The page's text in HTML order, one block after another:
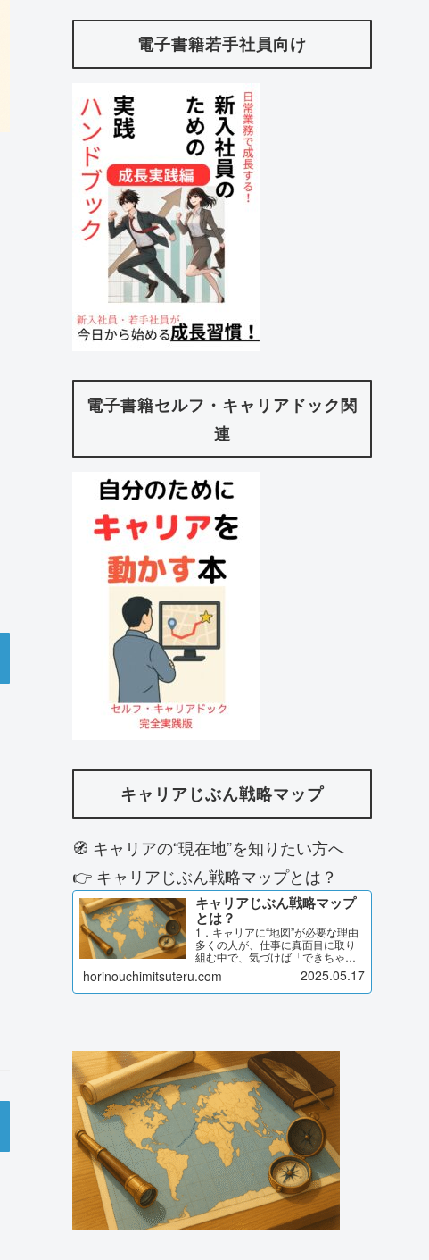
ば差がつく キャリア5分メモ...
電子書籍若手社員向け
電子書籍セルフ・キャリアドック関
連
キャリアじぶん戦略マップ
🧭 キャリアの“現在地”を知りたい方へ
👉 キャリアじぶん戦略マップとは？
キャリアじぶん戦略マップ
とは？
1．キャリアに“地図”が必要な理由
多くの人が、仕事に真面目に取り
組む中で、気づけば「できちゃっ
たキャリア」になっていません
か？与えられた役割に応え続けて
いたら、今のポジションにいた評
horinouchimitsuteru.com 2025.05.17